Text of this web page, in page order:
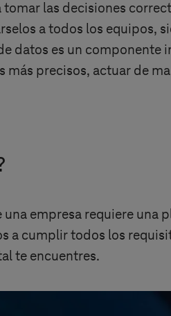
las decisiones
a todos los equipos,
datos es un componente
precisos, actuar de
empresa requiere
a cumplir todos los
te encuentres.